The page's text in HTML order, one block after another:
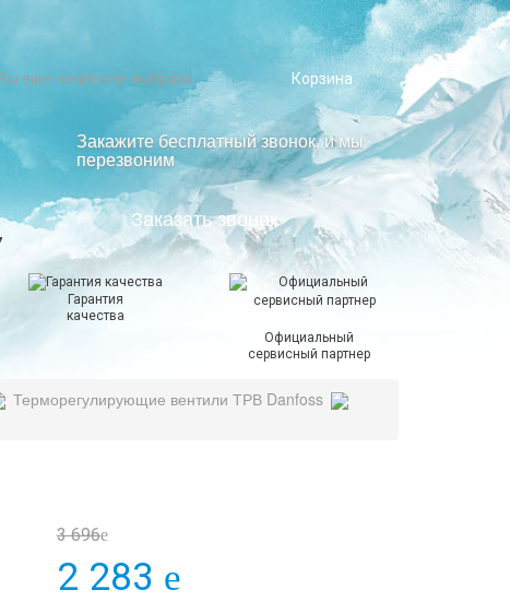
Вы еще ничего не выбрали Корзина
Закажите бесплатный звонок, и мы
перезвоним
Заказать звонок
Гарантия
качества
Официальный
сервисный партнер
Терморегулирующие вентили ТРВ Danfoss
3 696e
2 283 e